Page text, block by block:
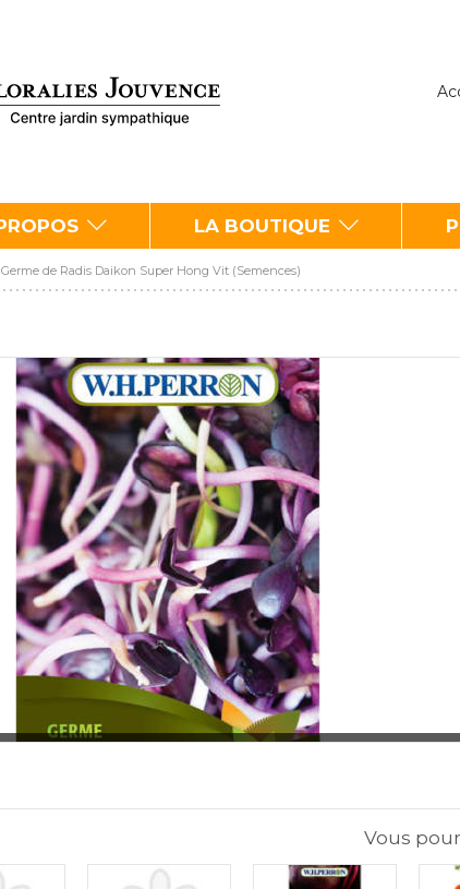
LA BOUTIQUE
Germe de Radis Daikon Super Hong Vit (Semences)
Vous